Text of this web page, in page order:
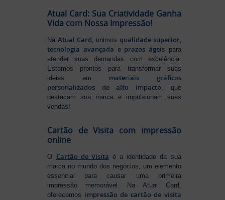
Atual Card: Sua Criatividade Ganha
Vida com Nossa Impressão!
Na Atual Card , unimos qualidade superior,
tecnologia avançada e prazos ágeispara
atender suas demandas com excelência.
Estamos prontos para transformar suas
ideias em materiais gráficos
personalizados de alto impacto , que
destacam sua marca e impulsionam suas
vendas!
Cartão de Visita com impressão
online
O Cartão de Visita é a identidade da sua
marca no mundo dos negócios, um elemento
essencial para causar uma primeira
impressão memorável. Na Atual Card,
oferecemos impressão de cartão de visita